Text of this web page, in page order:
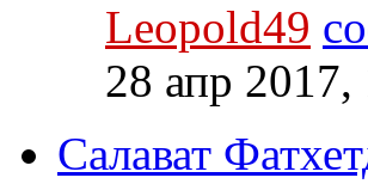
Leopold49
28 апр 2017,
Салават